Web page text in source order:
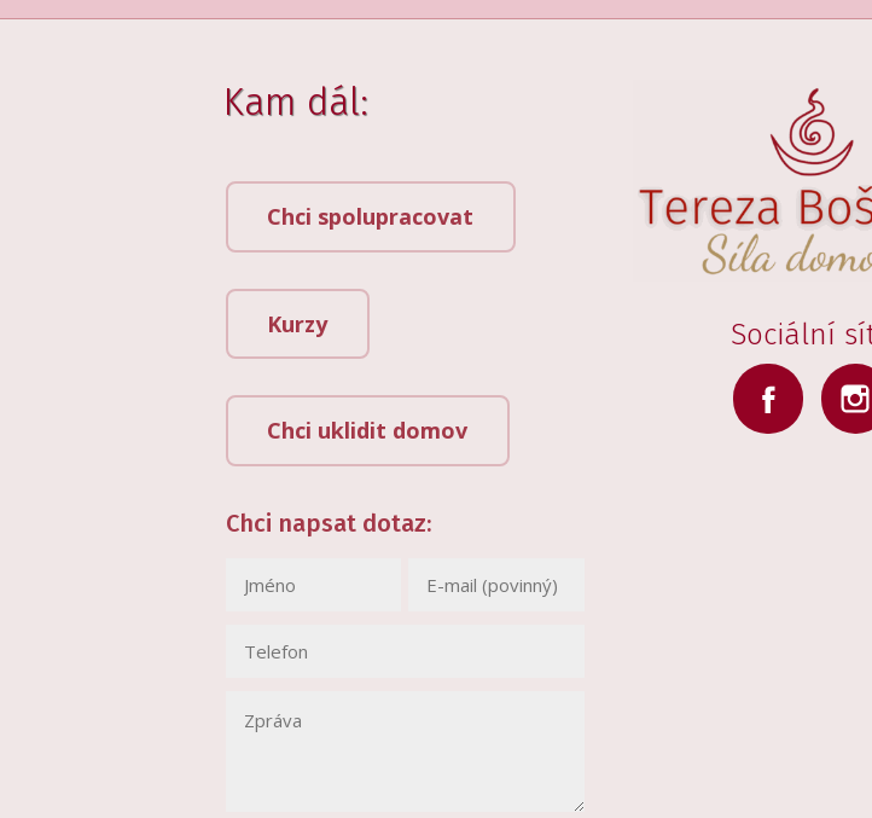
Kam dál:
Chci spolupracovat
Kurzy
Chci uklidit domov
Chci napsat dotaz:
Sociální